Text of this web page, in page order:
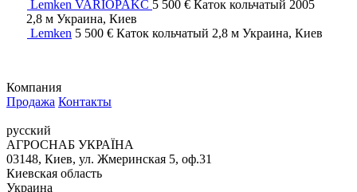
Lemken VARIOPAKC 5 500 € Каток кольчатый 2005
2,8 м Украина, Киев
Lemken 5 500 € Каток кольчатый 2,8 м Украина, Киев
Компания
Продажа Контакты
русский
АГРОСНАБ УКРАЇНА
03148, Киев, ул. Жмеринская 5, оф.31
Киевская область
Украина